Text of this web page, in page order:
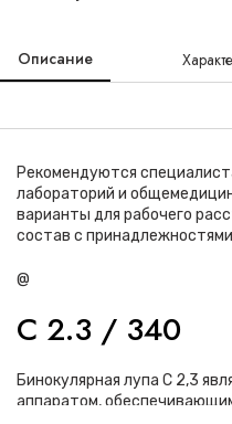
Описание
Рекомендуются
лабораторий и
варианты для рабочего
состав с
@
C 2.3 / 340
Бинокулярная лупа С 2,3
аппаратом,